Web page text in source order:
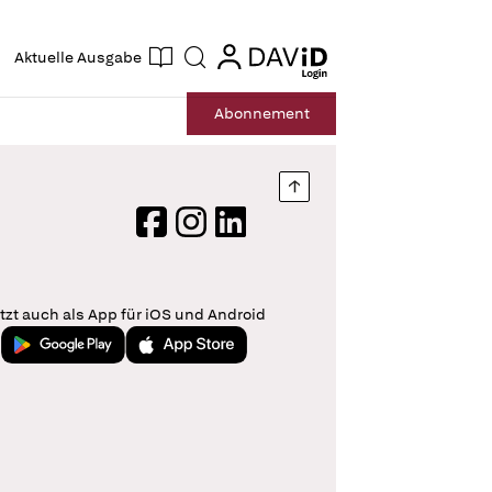
Aktuelle Ausgabe Suche login
login
Abonnement
Nach oben springen
FacebookInstagram
LinkedIn
auch als App für iOS und Android
Jetzt bei Google PlayLaden im App Store